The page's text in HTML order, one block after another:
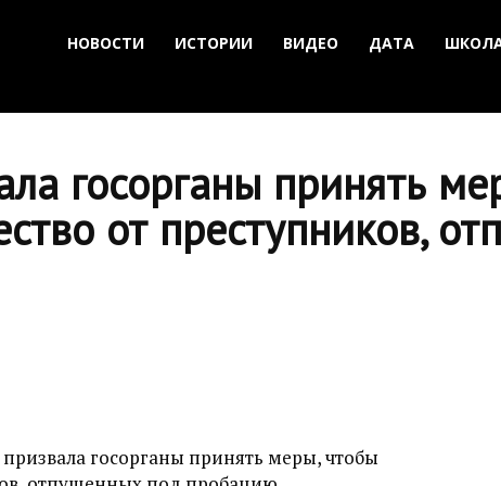
НОВОСТИ ИСТОРИИ ВИДЕО ДАТА
госорганы принять
от преступников,
госорганы принять меры, чтобы